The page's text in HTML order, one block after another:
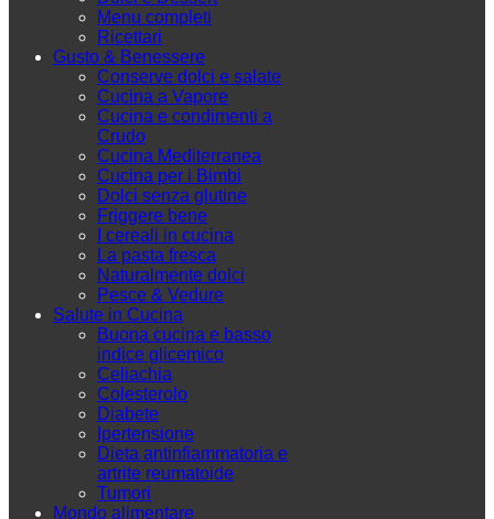
Menu completi
Ricettari
Gusto & Benessere
Conserve dolci e salate
Cucina a Vapore
Cucina e condimenti a
Crudo
Cucina Mediterranea
Cucina per i Bimbi
Dolci senza glutine
Friggere bene
I cereali in cucina
La pasta fresca
Naturalmente dolci
Pesce & Vedure
Salute in Cucina
Buona cucina e basso
indice glicemico
Celiachia
Colesterolo
Diabete
Ipertensione
Dieta antinfiammatoria e
artrite reumatoide
Tumori
Mondo alimentare